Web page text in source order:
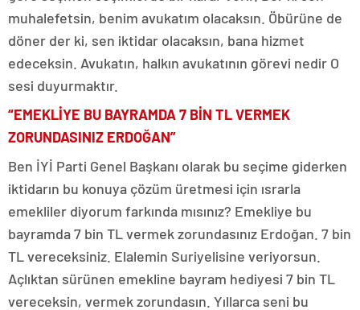
muhalefetsin, benim avukatım olacaksın. Öbürüne de
döner der ki, sen iktidar olacaksın, bana hizmet
edeceksin. Avukatın, halkın avukatının görevi nedir O
sesi duyurmaktır.
“EMEKLİYE BU BAYRAMDA 7 BİN TL VERMEK
ZORUNDASINIZ ERDOĞAN”
Ben İYİ Parti Genel Başkanı olarak bu seçime giderken
iktidarın bu konuya çözüm üretmesi için ısrarla
emekliler diyorum farkında mısınız? Emekliye bu
bayramda 7 bin TL vermek zorundasınız Erdoğan. 7 bin
TL vereceksiniz. Elalemin Suriyelisine veriyorsun.
Açlıktan sürünen emekline bayram hediyesi 7 bin TL
vereceksin, vermek zorundasın. Yıllarca seni bu